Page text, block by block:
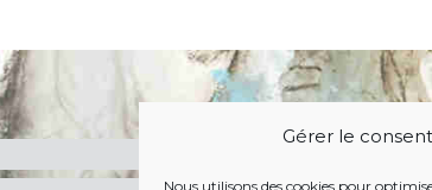
Gérer le
Nous utilisons des cookies pour